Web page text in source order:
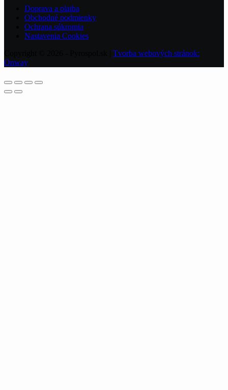
Doprava a platba
Obchodné podmienky
Ochrana súkromia
Nastavenia Cookies
Tvorba webových stránok:
Onway